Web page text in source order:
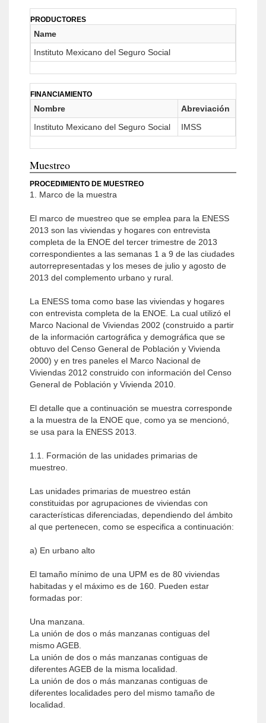
PRODUCTORES
Name
Instituto Mexicano del Seguro Social
FINANCIAMIENTO
Nombre
Abreviación
Instituto Mexicano del Seguro Social
IMSS
Muestreo
PROCEDIMIENTO DE MUESTREO
1. Marco de la muestra
El marco de muestreo que se emplea para la ENESS
2013 son las viviendas y hogares con entrevista
completa de la ENOE del tercer trimestre de 2013
correspondientes a las semanas 1 a 9 de las ciudades
autorrepresentadas y los meses de julio y agosto de
2013 del complemento urbano y rural.
La ENESS toma como base las viviendas y hogares
con entrevista completa de la ENOE. La cual utilizó el
Marco Nacional de Viviendas 2002 (construido a partir
de la información cartográfica y demográfica que se
obtuvo del Censo General de Población y Vivienda
2000) y en tres paneles el Marco Nacional de
Viviendas 2012 construido con información del Censo
General de Población y Vivienda 2010.
El detalle que a continuación se muestra corresponde
a la muestra de la ENOE que, como ya se mencionó,
se usa para la ENESS 2013.
1.1. Formación de las unidades primarias de
muestreo.
Las unidades primarias de muestreo están
constituidas por agrupaciones de viviendas con
características diferenciadas, dependiendo del ámbito
al que pertenecen, como se especifica a continuación:
a) En urbano alto
El tamaño mínimo de una UPM es de 80 viviendas
habitadas y el máximo es de 160. Pueden estar
formadas por:
Una manzana.
La unión de dos o más manzanas contiguas del
mismo AGEB.
La unión de dos o más manzanas contiguas de
diferentes AGEB de la misma localidad.
La unión de dos o más manzanas contiguas de
diferentes localidades pero del mismo tamaño de
localidad.